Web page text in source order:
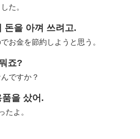
た。
돈을 아껴 쓰려고.
お金を節約しようと思う。
죠?
ですか？
품을 샀어.
たよ。